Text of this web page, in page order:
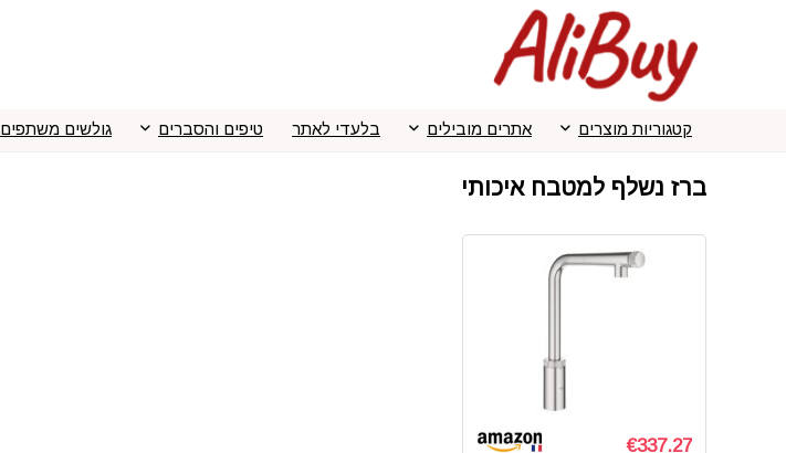
קטגוריות מוצרים אתרים מובילים בלעדי לאתר טיפים והסברים גולשים משתפים
ברז נשלף למטבח איכותי
€337.27